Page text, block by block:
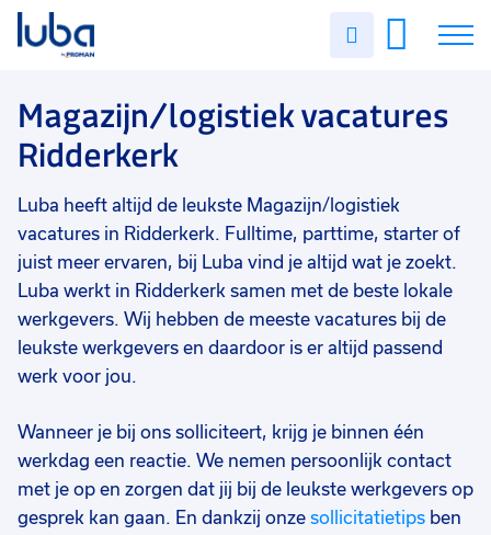
Uren
Vacatures
Over ons
Voor werkgevers
Contact
Magazijn/logistiek vacatures
Ridderkerk
Luba heeft altijd de leukste Magazijn/logistiek
vacatures in Ridderkerk. Fulltime, parttime, starter of
juist meer ervaren, bij Luba vind je altijd wat je zoekt.
Luba werkt in Ridderkerk samen met de beste lokale
werkgevers. Wij hebben de meeste vacatures bij de
leukste werkgevers en daardoor is er altijd passend
werk voor jou.
Wanneer je bij ons solliciteert, krijg je binnen één
werkdag een reactie. We nemen persoonlijk contact
met je op en zorgen dat jij bij de leukste werkgevers op
gesprek kan gaan. En dankzij onze sollicitatietips ben
Filter vacatures
Vakgebied 0
Magazijn/logistiek
Opleidingsniveau
Mbo
Soort contract 0
Uitzicht op vast 5
Uren per week 0
37 - 40+ uur
33 - 36 uur 2